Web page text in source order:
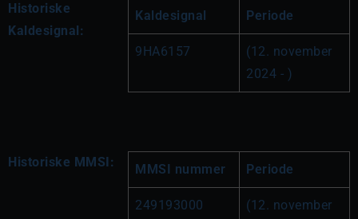
Historiske
Kaldesignal:
Kaldesignal Periode
9HA6157
(12. november
2024 - )
Historiske MMSI: MMSI nummer Periode
249193000
(12. november